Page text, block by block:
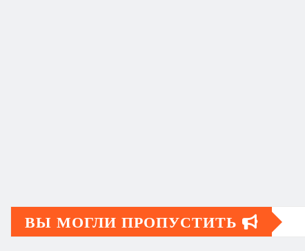
ВЫ МОГЛИ ПРОПУСТИТЬ